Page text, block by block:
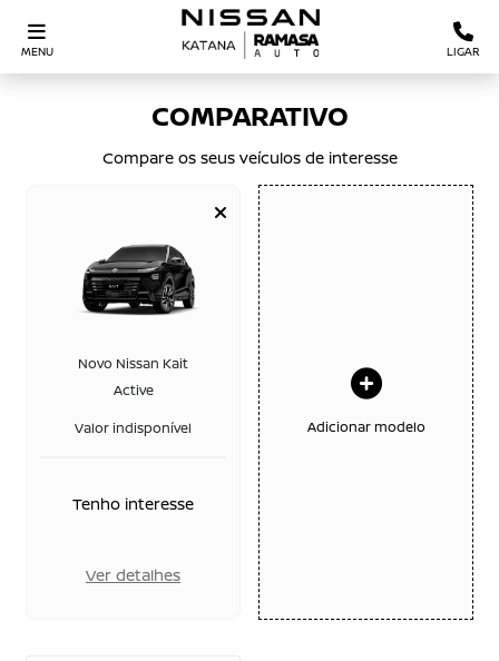
MENU LIGAR
COMPARATIVO
Compare os seus veículos de interesse
Novo Nissan Kait
Active
Valor indisponível
Tenho interesse
Ver detalhes
Adicionar modelo